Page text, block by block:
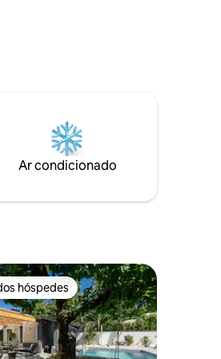
respeitosos. Sem
Ar condicionado
hóspedes mais apreciados
hóspedes